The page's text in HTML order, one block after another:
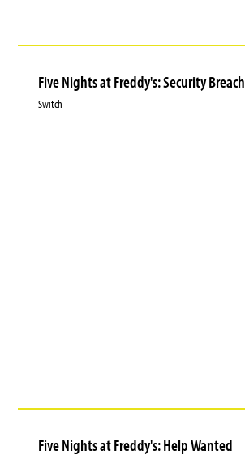
Five Nights at Freddy's: Security Breach
Switch
Five Nights at Freddy's: Help Wanted